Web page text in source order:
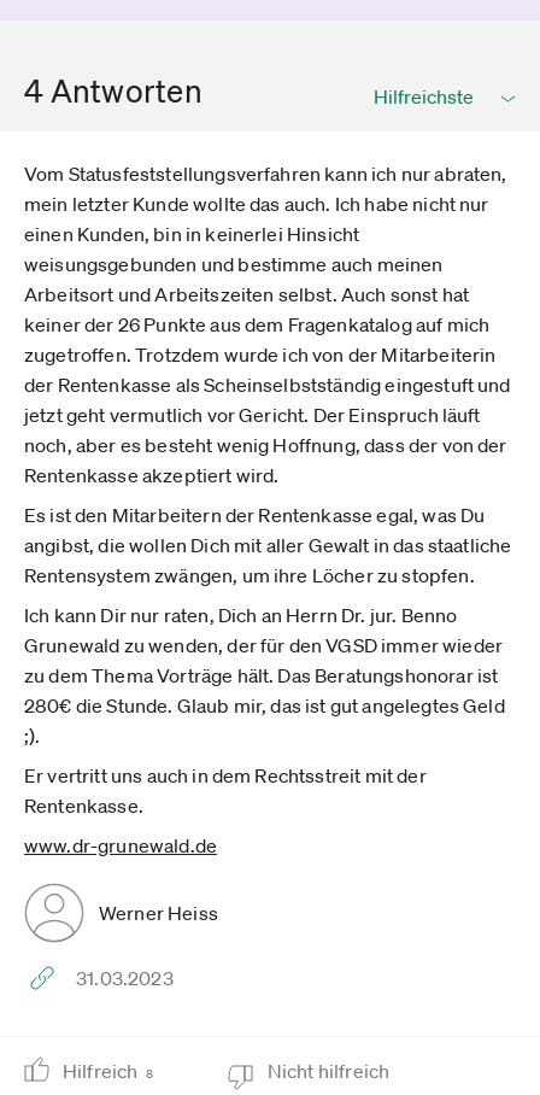
4 Antworten
Vom Statusfeststellungsverfahren kann ich nur abraten,
mein letzter Kunde wollte das auch. Ich habe nicht nur
einen Kunden, bin in keinerlei Hinsicht
weisungsgebunden und bestimme auch meinen
Arbeitsort und Arbeitszeiten selbst. Auch sonst hat
keiner der 26 Punkte aus dem Fragenkatalog auf mich
zugetroffen. Trotzdem wurde ich von der Mitarbeiterin
der Rentenkasse als Scheinselbstständig eingestuft und
jetzt geht vermutlich vor Gericht. Der Einspruch läuft
noch, aber es besteht wenig Hoffnung, dass der von der
Rentenkasse akzeptiert wird.
Es ist den Mitarbeitern der Rentenkasse egal, was Du
angibst, die wollen Dich mit aller Gewalt in das staatliche
Rentensystem zwängen, um ihre Löcher zu stopfen.
Ich kann Dir nur raten, Dich an Herrn Dr. jur. Benno
Grunewald zu wenden, der für den VGSD immer wieder
zu dem Thema Vorträge hält. Das Beratungshonorar ist
280€ die Stunde. Glaub mir, das ist gut angelegtes Geld
;).
Er vertritt uns auch in dem Rechtsstreit mit der
Rentenkasse.
www.dr-grunewald.de­
Werner Heiss
31.03.2023
Hilfreich 8 Nicht hilfreich